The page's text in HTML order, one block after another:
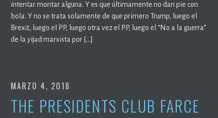
intentar montar alguna. Y es que últimamente no dan pie con
bola. Y no se trata solamente de que primero Trump, luego el
Brexit, luego el PP, luego otra vez el PP, luego el “No a la guerra”
de la yijad marxista por […]
MARZO 4, 2018
THE PRESIDENTS CLUB FARCE